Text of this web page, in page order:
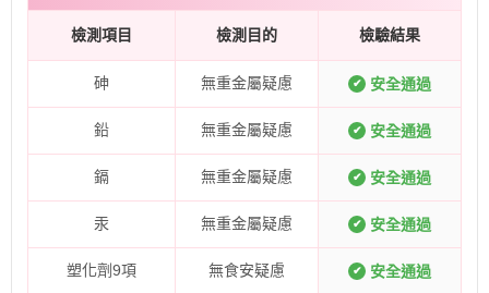
檢測項目 檢測目的 檢驗結果
砷 無重金屬疑慮 ✔ 安全通過
鉛 無重金屬疑慮 ✔ 安全通過
鎘 無重金屬疑慮 ✔ 安全通過
汞 無重金屬疑慮 ✔ 安全通過
塑化劑9項 無食安疑慮 ✔ 安全通過